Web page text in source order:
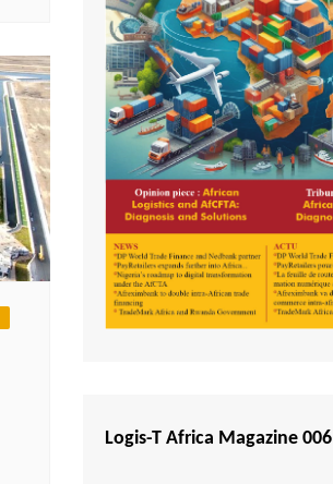
Logis-T Africa Magazine 006